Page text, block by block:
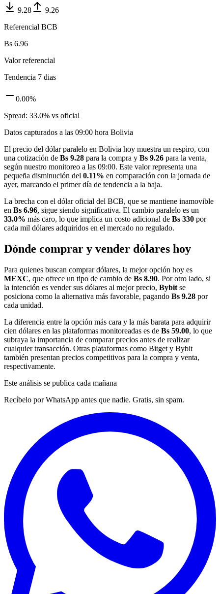
9.28
9.26
Referencial BCB
Bs 6.96
Valor referencial
Tendencia 7 dias
0.00%
Spread: 33.0% vs oficial
Datos capturados a las 09:00 hora Bolivia
El precio del dólar paralelo en Bolivia hoy muestra un respiro, con
una cotización de Bs 9.28 para la compra y Bs 9.26 para la venta,
según nuestro monitoreo a las 09:00. Este valor representa una
pequeña disminución del 0.11% en comparación con la jornada de
ayer, marcando el primer día de tendencia a la baja.
La brecha con el dólar oficial del BCB, que se mantiene inamovible
en Bs 6.96, sigue siendo significativa. El cambio paralelo es un
33.0% más caro, lo que implica un costo adicional de Bs 330 por
cada mil dólares adquiridos en el mercado no regulado.
Dónde comprar y vender dólares hoy
Para quienes buscan comprar dólares, la mejor opción hoy es
MEXC, que ofrece un tipo de cambio de Bs 8.90. Por otro lado, si
la intención es vender sus dólares al mejor precio, Bybit se
posiciona como la alternativa más favorable, pagando Bs 9.28 por
cada unidad.
La diferencia entre la opción más cara y la más barata para adquirir
cien dólares en las plataformas monitoreadas es de Bs 59.00, lo que
subraya la importancia de comparar precios antes de realizar
cualquier transacción. Otras plataformas como Bitget y Bybit
también presentan precios competitivos para la compra y venta,
respectivamente.
Este análisis se publica cada mañana
Recíbelo por WhatsApp antes que nadie. Gratis, sin spam.